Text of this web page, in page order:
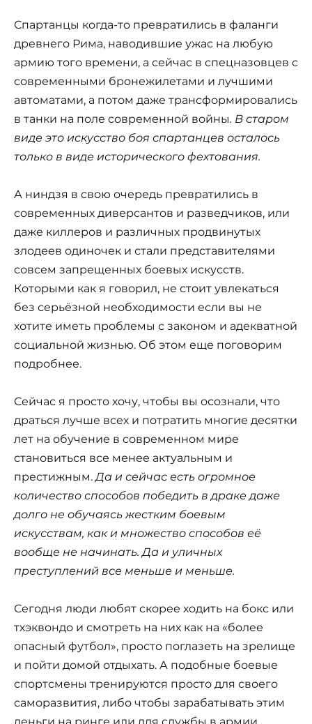
Спартанцы когда-то превратились в фаланги
древнего Рима, наводившие ужас на любую
армию того времени, а сейчас в спецназовцев с
современными бронежилетами и лучшими
автоматами, а потом даже трансформировались
в танки на поле современной войны. В старом
виде это искусство боя спартанцев осталось
только в виде исторического фехтования.
А ниндзя в свою очередь превратились в
современных диверсантов и разведчиков, или
даже киллеров и различных продвинутых
злодеев одиночек и стали представителями
совсем запрещенных боевых искусств.
Которыми как я говорил, не стоит увлекаться
без серьёзной необходимости если вы не
хотите иметь проблемы с законом и адекватной
социальной жизнью. Об этом еще поговорим
подробнее.
Сейчас я просто хочу, чтобы вы осознали, что
драться лучше всех и потратить многие десятки
лет на обучение в современном мире
становиться все менее актуальным и
престижным.Да и сейчас есть огромное
количество способов победить в драке даже
долго не обучаясь жестким боевым
искусствам, как и множество способов её
вообще не начинать. Да и уличных
преступлений все меньше и меньше.
Сегодня люди любят скорее ходить на бокс или
тхэквондо и смотреть на них как на «более
опасный футбол», просто поглазеть на зрелище
и пойти домой отдыхать. А подобные боевые
спортсмены тренируются просто для своего
саморазвития, либо чтобы зарабатывать этим